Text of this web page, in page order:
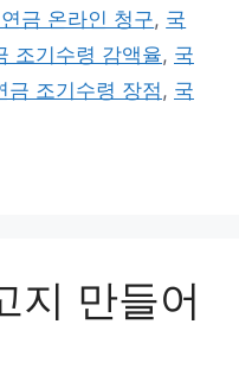
금 온라인 청구, 국
조기수령 감액율, 국
금 조기수령 장점 , 국
지 만들어